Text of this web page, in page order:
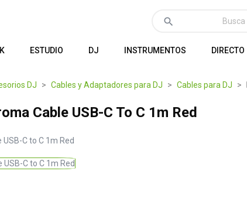
search
ESTUDIO DJ INSTRUMENTOS DIRECTO
DJ Cables y Adaptadores para DJ Cables para DJ
Cable USB-C To C 1m Red